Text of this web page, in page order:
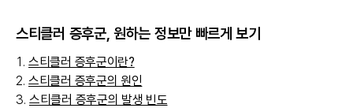
스티클러 증후군, 원하는 정보만 빠르게 보기
스티클러 증후군이란?
스티클러 증후군의 원인
스티클러 증후군의 발생 빈도